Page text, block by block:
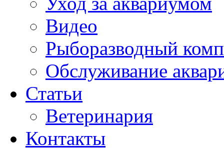
Видео
Рыборазводный
Обслуживание
Статьи
Ветеринария
Контакты